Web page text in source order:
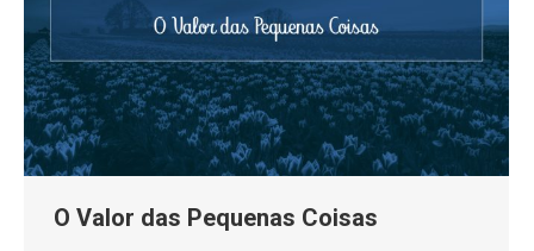
O Valor das Pequenas Coisas